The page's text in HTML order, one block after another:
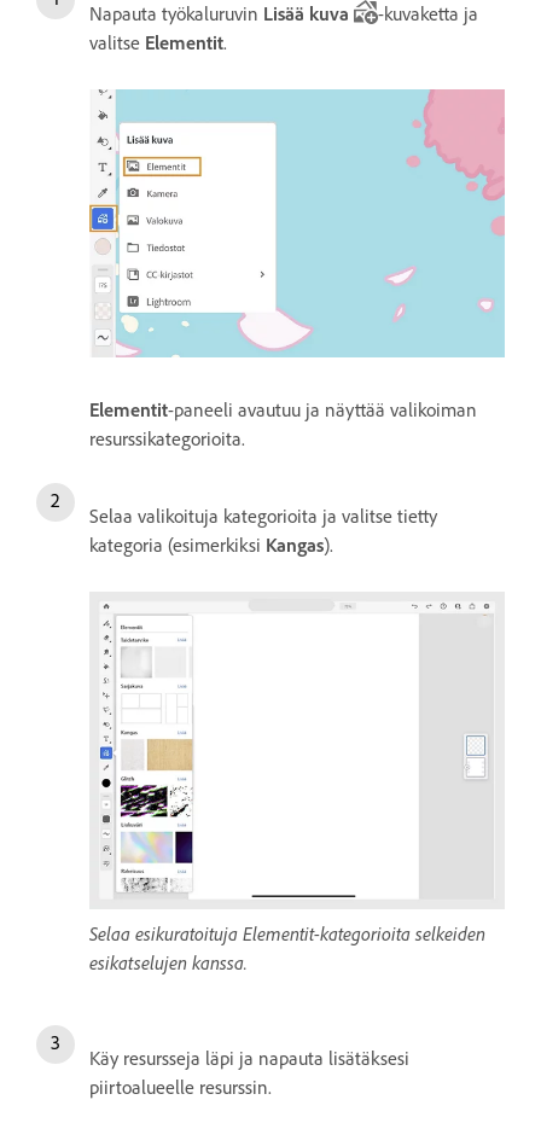
Napauta työkaluruvin Lisää kuva
-kuvaketta ja
valitse Elementit.
Elementit-paneeli avautuu ja näyttää valikoiman
resurssikategorioita.
Selaa valikoituja kategorioita ja valitse tietty
kategoria (esimerkiksi Kangas).
Selaa esikuratoituja Elementit-kategorioita selkeiden
esikatselujen kanssa.
Käy resursseja läpi ja napauta lisätäksesi
piirtoalueelle resurssin.